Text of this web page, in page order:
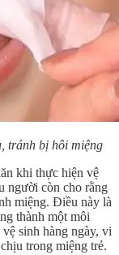
tránh bị hôi miệng
khi thực hiện vệ
người còn cho rằng
miệng. Điều này là
thành một môi
sinh hàng ngày, vi
trong miệng trẻ.